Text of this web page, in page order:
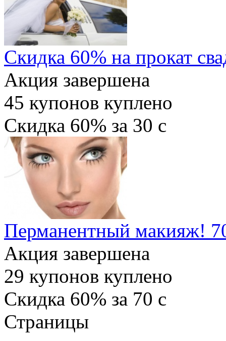
Скидка 60% на прокат
Акция завершена
45 купонов куплено
Скидка 60% за 30 c
Перманентный макияж!
Акция завершена
29 купонов куплено
Скидка 60% за 70 c
Страницы